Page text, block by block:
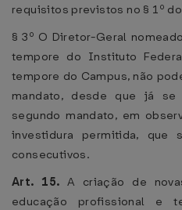
requisitos previstos no § 1º
§ 3º O Diretor-Geral
tempore do Instituto
tempore do Campus, não
mandato, desde que já
segundo mandato, em
investidura permitida, que
consecutivos.
Art. 15. A criação de
educação profissional e